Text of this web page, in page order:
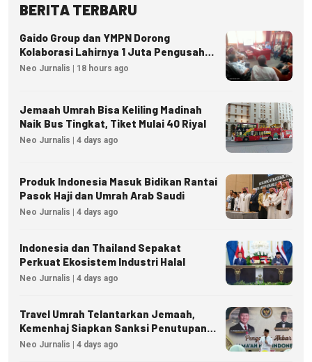
BERITA TERBARU
Gaido Group dan YMPN Dorong
Kolaborasi Lahirnya 1 Juta Pengusaha
Ekonomi Syariah
Neo Jurnalis | 18 hours ago
Jemaah Umrah Bisa Keliling Madinah
Naik Bus Tingkat, Tiket Mulai 40 Riyal
Neo Jurnalis | 4 days ago
Produk Indonesia Masuk Bidikan Rantai
Pasok Haji dan Umrah Arab Saudi
Neo Jurnalis | 4 days ago
Indonesia dan Thailand Sepakat
Perkuat Ekosistem Industri Halal
Neo Jurnalis | 4 days ago
Travel Umrah Telantarkan Jemaah,
Kemenhaj Siapkan Sanksi Penutupan
Izin hingga Pidana
Neo Jurnalis | 4 days ago